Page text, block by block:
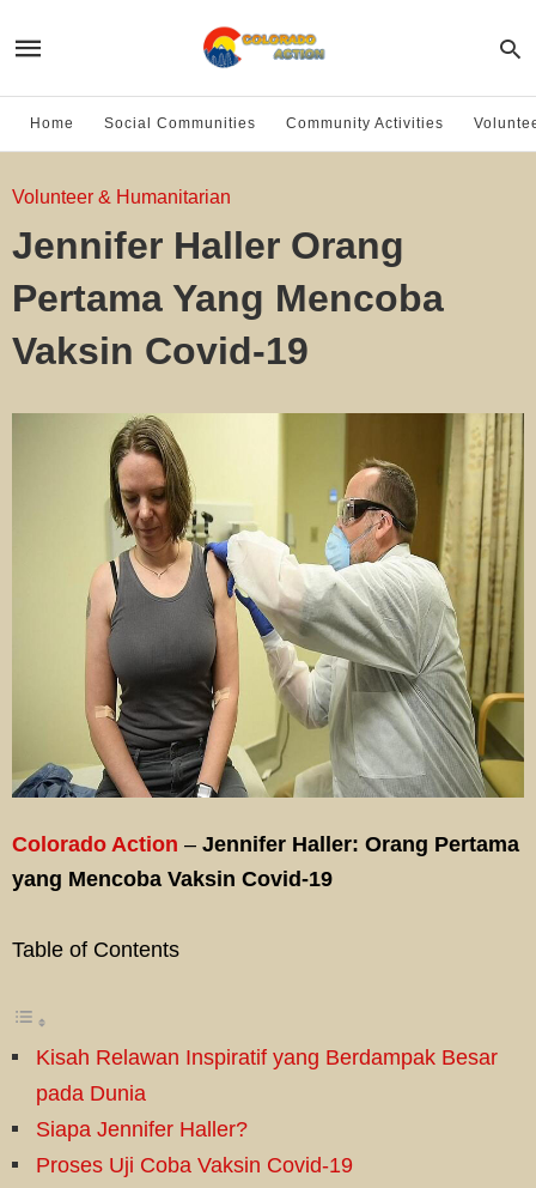
Home Social Communities Community Activities
Volunteer & Humanitarian
Jennifer Haller Orang
Pertama Yang Mencoba
Vaksin Covid-19
Colorado Action – Jennifer Haller: Orang Pertama
yang Mencoba Vaksin Covid-19
Table of Contents
Kisah Relawan Inspiratif yang Berdampak Besar
pada Dunia
Siapa Jennifer Haller?
Proses Uji Coba Vaksin Covid-19